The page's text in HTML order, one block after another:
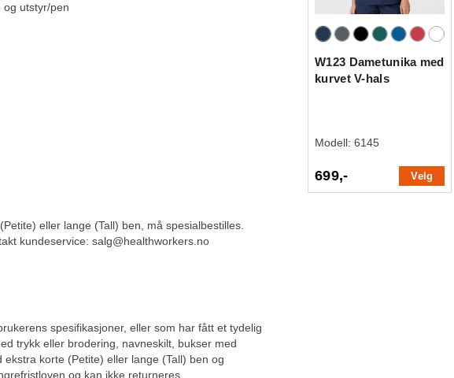
og utstyr/pen
eller lange (Tall) ben, må spesialbestilles.
kundeservice: salg@healthworkers.no
spesifikasjoner, eller som har fått et tydelig
trykk eller brodering, navneskilt, bukser med
korte (Petite) eller lange (Tall) ben og
og kan ikke returneres.
W123 Dametunika med
kurvet V-hals
Modell: 6145
699,- Velg